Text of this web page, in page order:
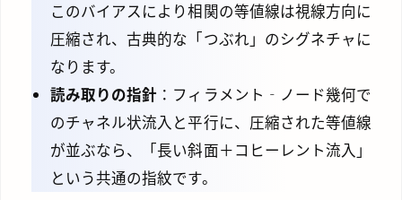
このバイアスにより相関の等値線は視線方向に
圧縮され、古典的な「つぶれ」のシグネチャに
なります。
読み取りの指針 ：フィラメント‐ノード幾何で
のチャネル状流入と平行に、圧縮された等値線
が並ぶなら、「長い斜面＋コヒーレント流入」
という共通の指紋です。